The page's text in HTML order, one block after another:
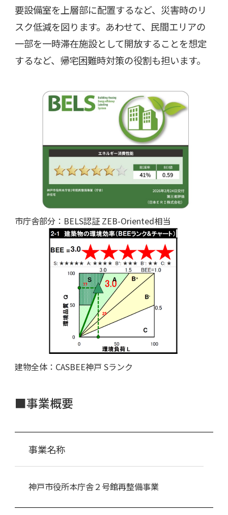
要設備室を上層部に配置するなど、災害時のリ
スク低減を図ります。あわせて、民間エリアの
一部を一時滞在施設として開放することを想定
するなど、帰宅困難時対策の役割も担います。
市庁舎部分：BELS認証 ZEB-Oriented相当
建物全体：CASBEE神戸 Sランク
■事業概要
事業名称
神戸市役所本庁舎２号館再整備事業